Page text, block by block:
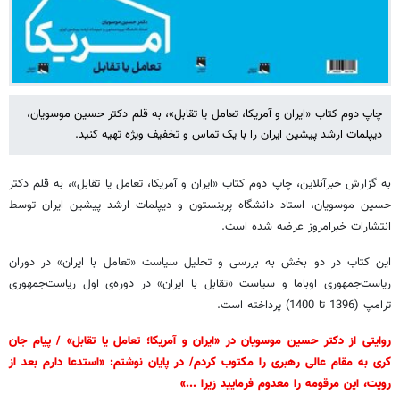
چاپ دوم کتاب «ایران و آمریکا، تعامل یا تقابل»، به قلم دکتر حسین موسویان،
دیپلمات ارشد پیشین ایران را با یک تماس و تخفیف ویژه تهیه کنید.
به گزارش خبرآنلاین، چاپ دوم کتاب «ایران و آمریکا، تعامل یا تقابل»، به قلم دکتر
حسین موسویان، استاد دانشگاه پرینستون و دیپلمات ارشد پیشین ایران توسط
انتشارات خبرامروز عرضه شده است.
این کتاب در دو بخش به بررسی و تحلیل سیاست «تعامل با ایران» در دوران
ریاست‌جمهوری اوباما و سیاست «تقابل با ایران» در دوره‌ی اول ریاست‌جمهوری
ترامپ (1396 تا 1400) پرداخته است.
روایتی از دکتر حسین موسویان در «ایران و آمریکا؛ تعامل یا تقابل» / پیام جان
کری به مقام عالی رهبری را مکتوب کردم/ در پایان نوشتم: «استدعا دارم بعد از
رویت، این مرقومه را معدوم فرمایید زیرا ...»